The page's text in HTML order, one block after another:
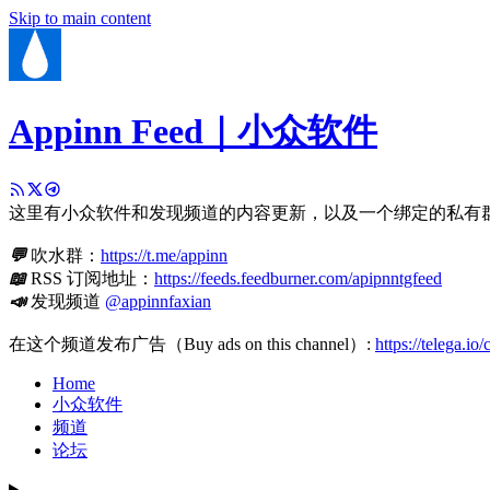
Skip to main content
Appinn Feed｜小众软件
这里有小众软件和发现频道的内容更新，以及一个绑定的私有
💬吹水群： https://t.me/appinn
📖RSS 订阅地址： https://feeds.feedburner.com/apipnntgfeed
📣发现频道 @appinnfaxian
在这个频道发布广告（Buy ads on this channel）: https://telega.io/
Home
小众软件
频道
论坛